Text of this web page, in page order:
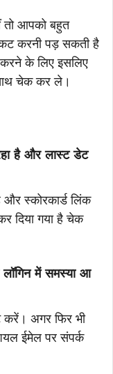
आपको बहुत
करनी पड़ सकती है
के लिए इसलिए
चेक कर ले।
है और लास्ट डेट
स्कोरकार्ड लिंक
दिया गया है चेक
लॉगिन में समस्या आ
करें। अगर फिर भी
ईमेल पर संपर्क